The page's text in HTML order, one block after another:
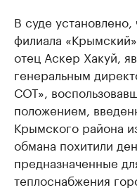
В суде
филиала
отец Аскер Хакуй,
генеральным
СОТ»,
положением,
Крымского района
обмана похитили
предназначенные
теплоснабжения